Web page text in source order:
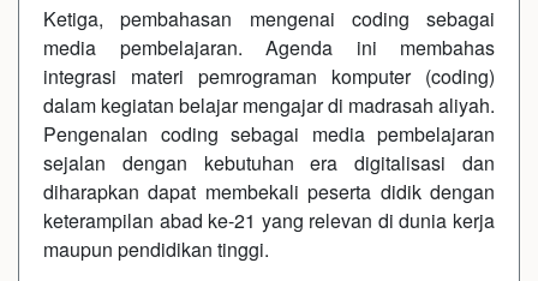
Ketiga, pembahasan mengenai coding sebagai
media pembelajaran. Agenda ini membahas
integrasi materi pemrograman komputer (coding)
dalam kegiatan belajar mengajar di madrasah aliyah.
Pengenalan coding sebagai media pembelajaran
sejalan dengan kebutuhan era digitalisasi dan
diharapkan dapat membekali peserta didik dengan
keterampilan abad ke-21 yang relevan di dunia kerja
maupun pendidikan tinggi.